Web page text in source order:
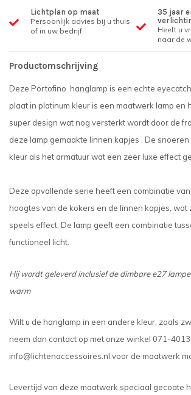
Lichtplan op maat
Persoonlijk advies bij u thuis
of in uw bedrijf.
35 jaar
Heeft u
naar de
Productomschrijving
Deze Portofino hanglamp is een echte
plaat in platinum kleur is een maatwerk lamp en
super design wat nog versterkt wordt door de
deze lamp gemaakte linnen kapjes . De
kleur als het armatuur wat een zeer luxe effect
Deze opvallende serie heeft een combinatie
hoogtes van de kokers en de linnen kapjes, wat
speels effect. De lamp geeft een combinatie
functioneel licht.
Hij wordt geleverd inclusief de dimbare e27
warm
Wilt u de hanglamp in een andere kleur, zoals
neem dan contact op met onze winkel 071-
info@lichtenaccessoires.nl voor de maatwerk
Levertijd van deze maatwerk speciaal gecoate